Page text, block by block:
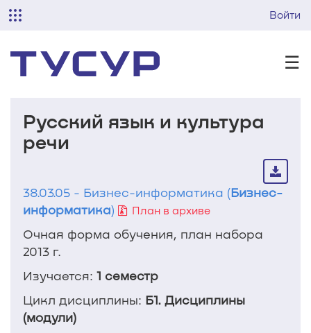
Войти
☰
Русский язык и культура
речи
38.03.05 - Бизнес-информатика (Бизнес-
информатика) План в архиве
Очная форма обучения, план набора
2013 г.
Изучается: 1 семестр
Цикл дисциплины: Б1. Дисциплины
(модули)